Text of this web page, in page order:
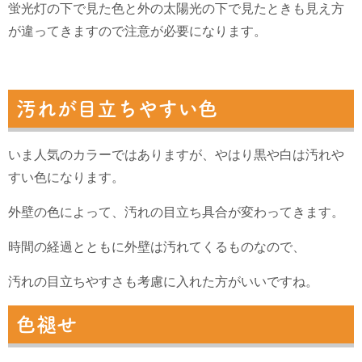
蛍光灯の下で見た色と外の太陽光の下で見たときも見え方
が違ってきますので注意が必要になります。
汚れが目立ちやすい色
いま人気のカラーではありますが、やはり黒や白は汚れや
すい色になります。
外壁の色によって、汚れの目立ち具合が変わってきます。
時間の経過とともに外壁は汚れてくるものなので、
汚れの目立ちやすさも考慮に入れた方がいいですね。
色褪せ